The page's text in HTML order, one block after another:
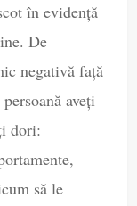
în evidență
De
negativă față
aveți
dori:
să le